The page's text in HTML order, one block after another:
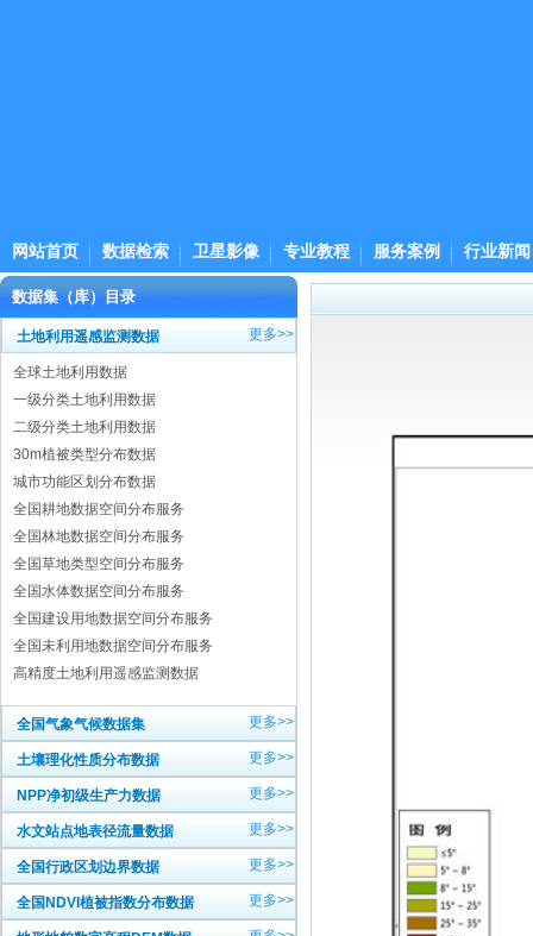
网站首页 数据检索 卫星影像 专业教程 服务案例 行业新闻
数据集（库）目录
土地利用遥感监测数据 更多>>
全球土地利用数据
一级分类土地利用数据
二级分类土地利用数据
30m植被类型分布数据
城市功能区划分布数据
全国耕地数据空间分布服务
全国林地数据空间分布服务
全国草地类型空间分布服务
全国水体数据空间分布服务
全国建设用地数据空间分布服务
全国未利用地数据空间分布服务
高精度土地利用遥感监测数据
全国气象气候数据集 更多>>
土壤理化性质分布数据 更多>>
NPP净初级生产力数据 更多>>
水文站点地表径流量数据 更多>>
全国行政区划边界数据 更多>>
全国NDVI植被指数分布数据 更多>>